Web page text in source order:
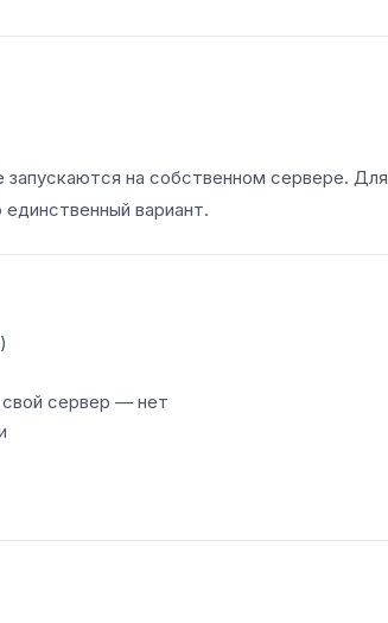
на собственном сервере. Для
вариант.
свой сервер — нет